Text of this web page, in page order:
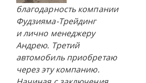
благодарность компании
Фудзияма-Трейдинг
и лично менеджеру
Андрею. Третий
автомобиль приобретаю
через эту компанию.